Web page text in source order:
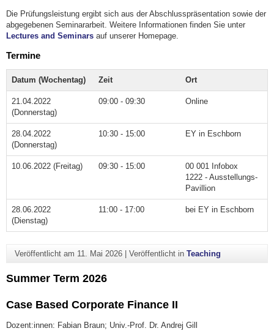
Die Prüfungsleistung ergibt sich aus der Abschlusspräsentation sowie der
abgegebenen Seminararbeit. Weitere Informationen finden Sie unter
Lectures and Seminars auf unserer Homepage.
Termine
Datum (Wochentag) Zeit Ort
21.04.2022
(Donnerstag)
09:00 - 09:30 Online
28.04.2022
(Donnerstag)
10:30 - 15:00 EY in Eschborn
10.06.2022 (Freitag) 09:30 - 15:00
00 001 Infobox
1222 - Ausstellungs-
Pavillion
28.06.2022
(Dienstag)
11:00 - 17:00 bei EY in Eschborn
Veröffentlicht am 11. Mai 2026| Veröffentlicht in Teaching
Summer Term 2026
Case Based Corporate Finance II
Dozent:innen: Fabian Braun; Univ.-Prof. Dr. Andrej Gill